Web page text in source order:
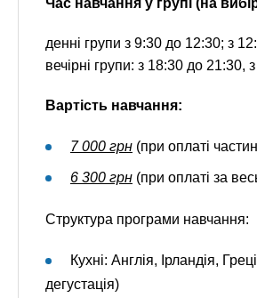
денні групи з 9:30 до 12:30; з
вечірні групи: з 18:30 до 21:30,
Вартість навчання:
7 000 грн (при оплаті
6 300 грн (при оплаті за
Структура програми навчання:
Кухні: Англія, Ірландія,
дегустація)